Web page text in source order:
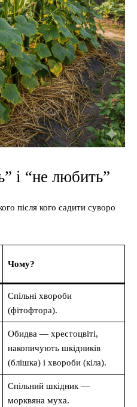
і “не любить”
після кого садити суворо
Чому?
Спільні хвороби
(фітофтора).
Обидва — хрестоцвіті,
накопичують шкідників
(блішка) і хвороби (кіла).
Спільний шкідник —
морквяна муха.